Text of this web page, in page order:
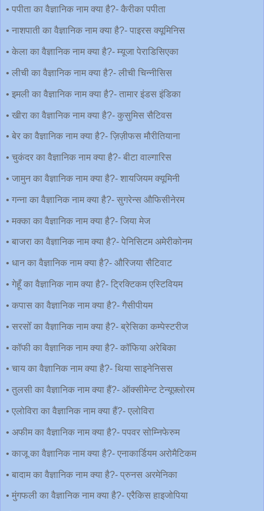
• पपीता का वैज्ञानिक नाम क्या है?- कैरीका पपीता
• नाशपाती का वैज्ञानिक नाम क्या है?- पाइरस क्यूमिनिस
• केला का वैज्ञानिक नाम क्या है?- म्यूजा पेराडिसिएका
• लीची का वैज्ञानिक नाम क्या है?- लीची चिन्नीसिस
• इमली का वैज्ञानिक नाम क्या है?- तामार इंडस इंडिका
• खीरा का वैज्ञानिक नाम क्या है?- कुसुमिस सैटिवस
• बेर का वैज्ञानिक नाम क्या है?- ज़िज़ीफस मौरीतियाना
• चुकंदर का वैज्ञानिक नाम क्या है?- बीटा वाल्गारिस
• जामुन का वैज्ञानिक नाम क्या है?- शायजियम क्यूमिनी
• गन्ना का वैज्ञानिक नाम क्या है?- सुगरेन्स औफिसीनेरम
• मक्का का वैज्ञानिक नाम क्या है?- जिया मेज
• बाजरा का वैज्ञानिक नाम क्या है?- पेनिसिटम अमेरीकोनम
• धान का वैज्ञानिक नाम क्या है?- औरिजया सैटिवाट
• गेहूँ का वैज्ञानिक नाम क्या है?- ट्रिक्टिकम एस्टिवियम
• कपास का वैज्ञानिक नाम क्या है?- गैसीपीयम
• सरसोँ का वैज्ञानिक नाम क्या है?- ब्रेसिका कम्पेस्टरीज
• कॉफी का वैज्ञानिक नाम क्या है?- कॉफिया अरेबिका
• चाय का वैज्ञानिक नाम क्या है?- थिया साइनेनिसस
• तुलसी का वैज्ञानिक नाम क्या हैं?- ऑक्सीमेन्ट टेन्यूफ़्लोरम
• एलोविरा का वैज्ञानिक नाम क्या हैं?- एलोविरा
• अफीम का वैज्ञानिक नाम क्या है?- पपवर सोम्निफेरुम
• काजू का वैज्ञानिक नाम क्या है?- एनाकार्डियम अरोमैटिकम
• बादाम का वैज्ञानिक नाम क्या है?- प्रुनस अरमेनिका
• मुंगफली का वैज्ञानिक नाम क्या है?- एरैकिस हाइजोपिया